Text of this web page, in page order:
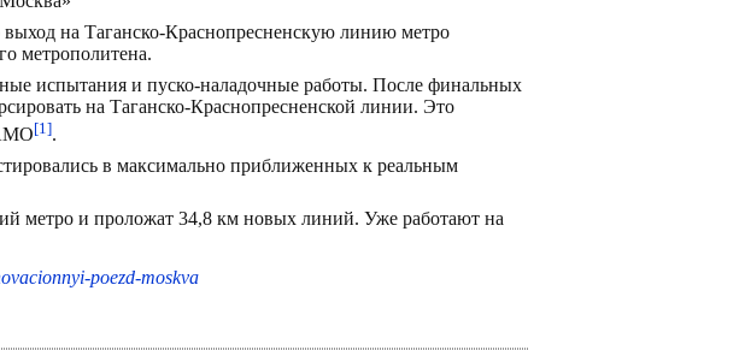
на Таганско-Краснопресненскую линию метро
метрополитена.
испытания и пуско-наладочные работы. После финальных
на Таганско-Краснопресненской линии. Это
[1].
в максимально приближенных к реальным
метро и проложат 34,8 км новых линий. Уже работают на
poezd-moskva